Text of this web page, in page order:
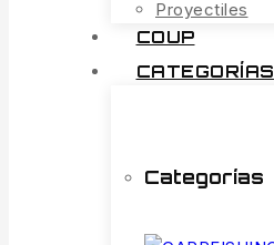
Proyectiles
COUP
CATEGORÍAS
Categorías